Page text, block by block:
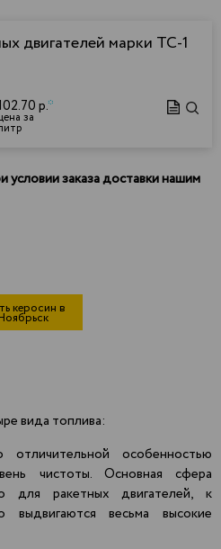
двигателей марки ТС-1
р.*
за
условии заказа доставки нашим
керосин в
вида топлива:
отличительной особенностью
чистоты. Основная сфера
для ракетных двигателей, к
выдвигаются весьма высокие